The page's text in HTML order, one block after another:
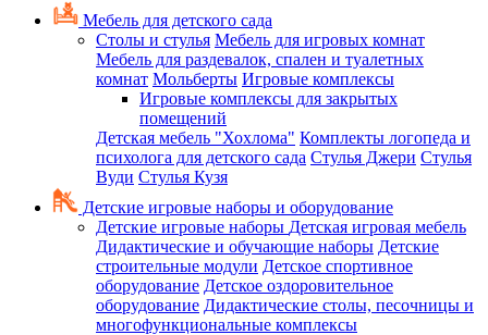
Мебель для детского сада
Столы и стулья Мебель для игровых комнат
Мебель для раздевалок, спален и туалетных
комнат Мольберты Игровые комплексы
Игровые комплексы для закрытых
помещений
Детская мебель "Хохлома" Комплекты логопеда и
психолога для детского сада Стулья Джери Стулья
Вуди Стулья Кузя
Детские игровые наборы и оборудование
Детские игровые наборы Детская игровая мебель
Дидактические и обучающие наборы Детские
строительные модули Детское спортивное
оборудование Детское оздоровительное
оборудование Дидактические столы, песочницы и
многофункциональные комплексы